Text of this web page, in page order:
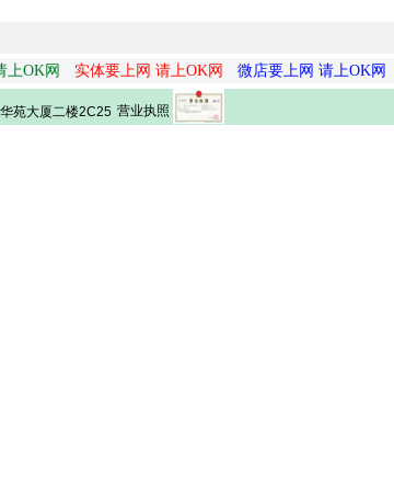
上OK网 实体要上网 请上OK网 微店要上网 请上OK网
苑大厦二楼2C25 营业执照